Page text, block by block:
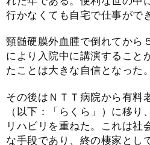
行かなくても自宅で仕事がで
頸髄硬膜外血腫で倒れてから
により入院中に講演すること
たことは大きな自信となった。
その後はＮＴＴ病院から有料
（以下：「らくら」）に移り
リハビリを重ねた。これは社
な手段であり、終の棲家とし